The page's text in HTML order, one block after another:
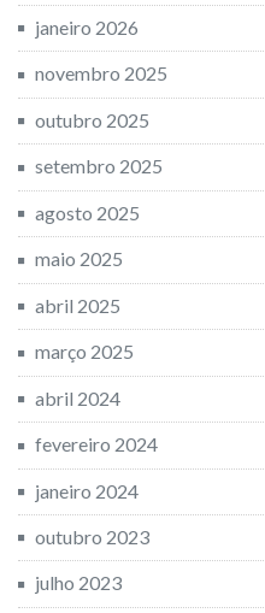
janeiro 2026
novembro 2025
outubro 2025
setembro 2025
agosto 2025
maio 2025
abril 2025
março 2025
abril 2024
fevereiro 2024
janeiro 2024
outubro 2023
julho 2023